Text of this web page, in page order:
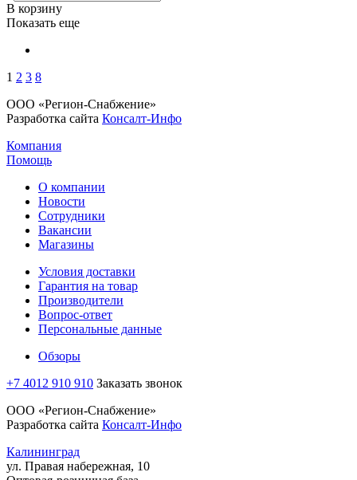
В корзину
Показать еще
1 2 3 8
ООО «Регион-Снабжение»
Разработка сайта Консалт-Инфо
Компания
Помощь
О компании
Новости
Сотрудники
Вакансии
Магазины
Условия доставки
Гарантия на товар
Производители
Вопрос-ответ
Персональные данные
Обзоры
+7 4012 910 910 Заказать звонок
ООО «Регион-Снабжение»
Разработка сайта Консалт-Инфо
Калининград
ул. Правая набережная, 10